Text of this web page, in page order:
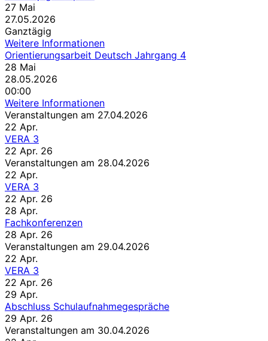
27 Mai
27.05.2026
Ganztägig
Weitere Informationen
Orientierungsarbeit Deutsch Jahrgang 4
28 Mai
28.05.2026
00:00
Weitere Informationen
Veranstaltungen am 27.04.2026
22 Apr.
VERA 3
22 Apr. 26
Veranstaltungen am 28.04.2026
22 Apr.
VERA 3
22 Apr. 26
28 Apr.
Fachkonferenzen
28 Apr. 26
Veranstaltungen am 29.04.2026
22 Apr.
VERA 3
22 Apr. 26
29 Apr.
Abschluss Schulaufnahmegespräche
29 Apr. 26
Veranstaltungen am 30.04.2026